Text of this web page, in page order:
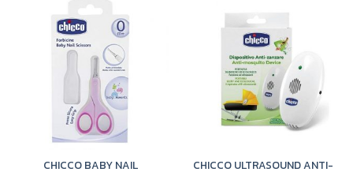
CHICCO BABY NAIL
CHICCO ULTRASOUND ANTI-